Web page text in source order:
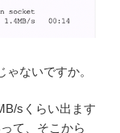
ないですか。
sくらい出ます
て、そこから